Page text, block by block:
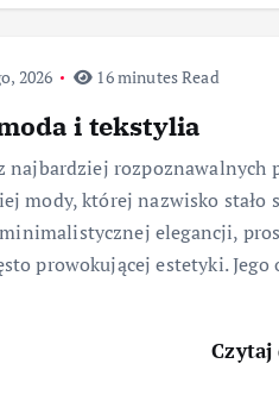
2026 16 minutes Read
i tekstylia
najbardziej rozpoznawalnych
mody, której nazwisko stało
elegancji,
prowokującej estetyki. Jego
Czytaj